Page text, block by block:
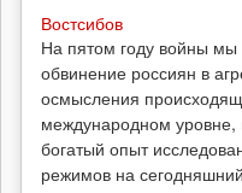
Востсибов
На пятом году войны
обвинение россиян в
осмысления
международном уровне,
богатый опыт
режимов на